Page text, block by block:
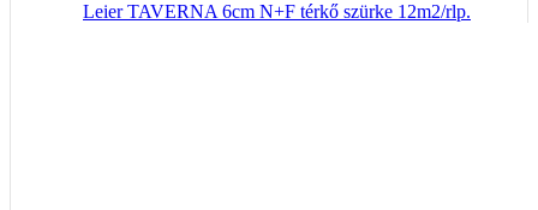
Leier TAVERNA 6cm N+F térkő szürke 12m2/rlp.